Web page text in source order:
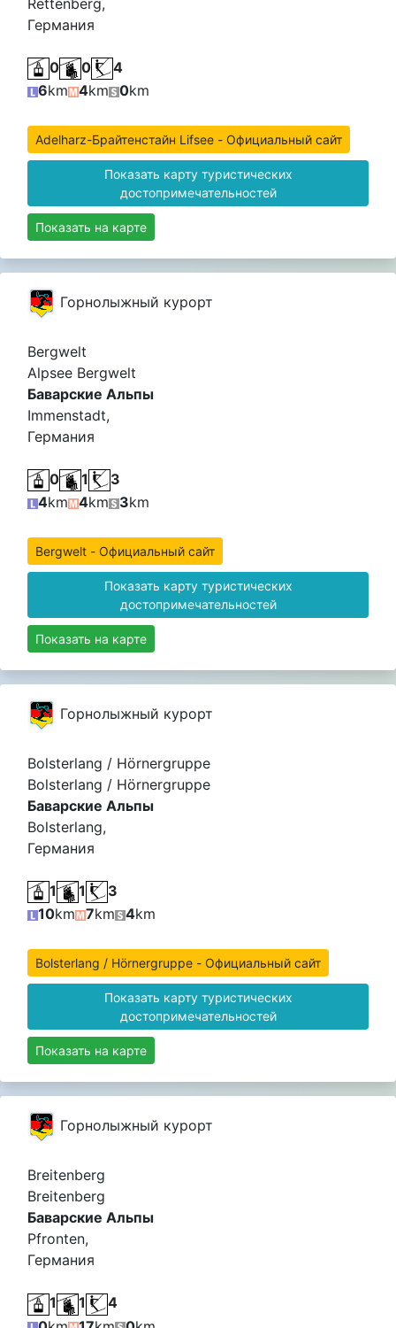
Rettenberg,
Германия
0 0
4
6km 4km 0km
Adelharz-Брайтенстайн Lifsee - Официальный сайт
Показать карту туристических
достопримечательностей
Показать на карте
Горнолыжный курорт
Bergwelt
Alpsee Bergwelt
Баварские Альпы
Immenstadt,
Германия
0 1
3
4km 4km 3km
Bergwelt - Официальный сайт
Показать карту туристических
достопримечательностей
Показать на карте
Горнолыжный курорт
Bolsterlang / Hörnergruppe
Bolsterlang / Hörnergruppe
Баварские Альпы
Bolsterlang,
Германия
1 1
3
10km 7km 4km
Bolsterlang / Hörnergruppe - Официальный сайт
Показать карту туристических
достопримечательностей
Показать на карте
Горнолыжный курорт
Breitenberg
Breitenberg
Баварские Альпы
Pfronten,
Германия
1 1
4